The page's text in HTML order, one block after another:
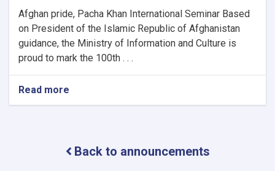
Afghan pride, Pacha Khan International Seminar Based
on President of the Islamic Republic of Afghanistan
guidance, the Ministry of Information and Culture is
proud to mark the 100th . . .
Read more
Article
Back to announcements